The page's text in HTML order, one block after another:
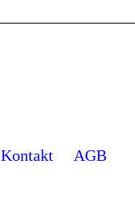
Kontakt
AGB